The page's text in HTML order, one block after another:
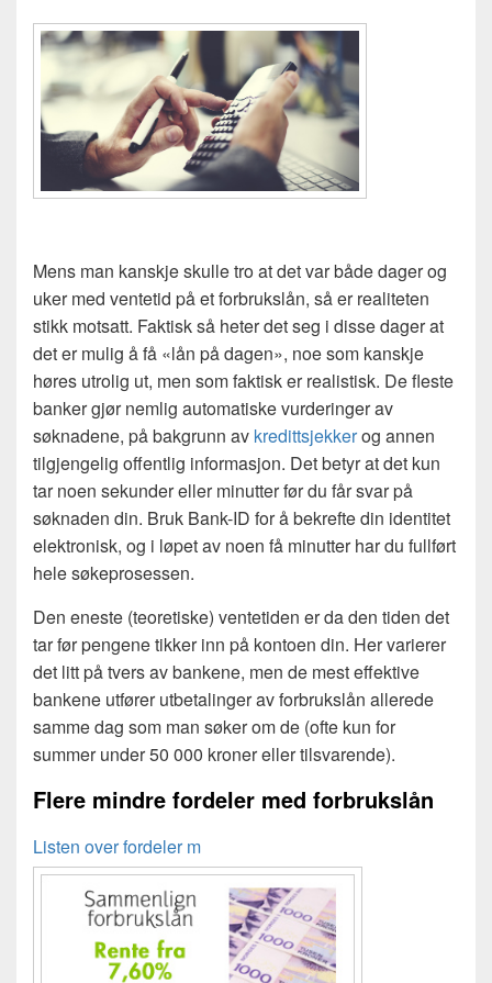
Mens man kanskje skulle tro at det var både dager og
uker med ventetid på et forbrukslån, så er realiteten
stikk motsatt. Faktisk så heter det seg i disse dager at
det er mulig å få «lån på dagen», noe som kanskje
høres utrolig ut, men som faktisk er realistisk. De fleste
banker gjør nemlig automatiske vurderinger av
søknadene, på bakgrunn av kredittsjekkerog annen
tilgjengelig offentlig informasjon. Det betyr at det kun
tar noen sekunder eller minutter før du får svar på
søknaden din. Bruk Bank-ID for å bekrefte din identitet
elektronisk, og i løpet av noen få minutter har du fullført
hele søkeprosessen.
Den eneste (teoretiske) ventetiden er da den tiden det
tar før pengene tikker inn på kontoen din. Her varierer
det litt på tvers av bankene, men de mest effektive
bankene utfører utbetalinger av forbrukslån allerede
samme dag som man søker om de (ofte kun for
summer under 50 000 kroner eller tilsvarende).
Flere mindre fordeler med forbrukslån
Listen over fordeler m